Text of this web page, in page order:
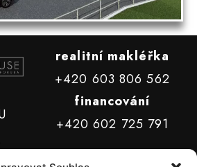
realitní makléřka
+420 603 806 562
financování
+420 602 725 791